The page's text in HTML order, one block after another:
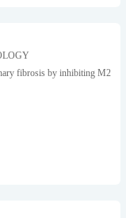
fibrosis by inhibiting M2